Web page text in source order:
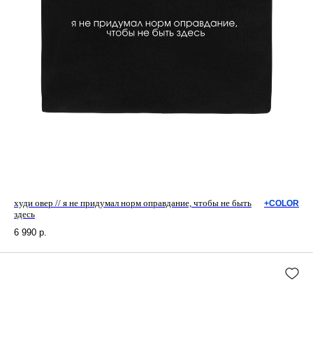
худи овер // я не придумал норм оправдание, чтобы не быть
здесь
+COLOR
6 990 р.